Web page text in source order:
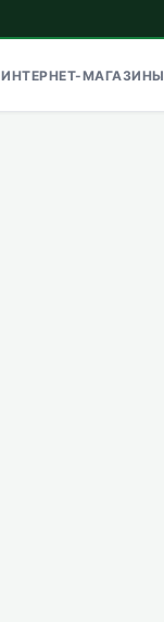
ИНТЕРНЕТ-МАГАЗИНЫ